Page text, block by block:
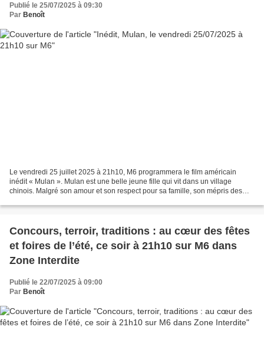
Publié le 25/07/2025 à 09:30
Par Benoît
Le vendredi 25 juillet 2025 à 21h10, M6 programmera le film américain
inédit « Mulan ». Mulan est une belle jeune fille qui vit dans un village
chinois. Malgré son amour et son respect pour sa famille, son mépris des
Concours, terroir, traditions : au cœur des fêtes
et foires de l’été, ce soir à 21h10 sur M6 dans
Zone Interdite
Publié le 22/07/2025 à 09:00
Par Benoît